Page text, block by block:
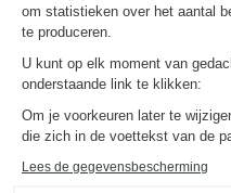
om statistieken over het aantal
te produceren.
U kunt op elk moment van
onderstaande link te klikken:
Om je voorkeuren later te
die zich in de voettekst van de
Lees de gegevensbescherming